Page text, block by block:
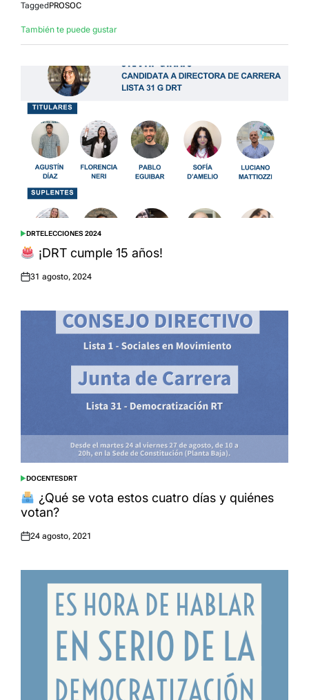
Tagged PROSOC
También te puede gustar
POSTED
IN
DRTELECCIONES 2024
¡DRT cumple 15 años!
Posted
31 agosto, 2024
POSTED
IN
DOCENTESDRT
¿Qué se vota estos cuatro días y quiénes
votan?
Posted
24 agosto, 2021